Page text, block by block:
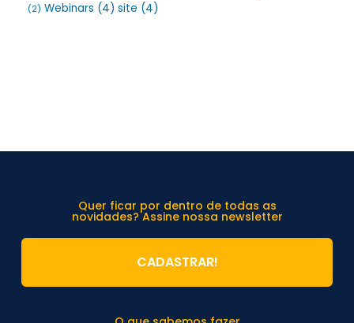
(2) Webinars (4) site (4)
Quer ficar por dentro de todas as
novidades? Assine nossa newsletter
CADASTRAR!